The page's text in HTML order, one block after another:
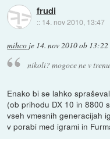
frudi
:: 14. nov 2010, 13:47
mihco je 14. nov 2010 ob 13:22
nikoli? mogoce ne v
Enako bi se lahko
(ob prihodu DX 10 in 8800
vseh vmesnih generacijah
v porabi med igrami in